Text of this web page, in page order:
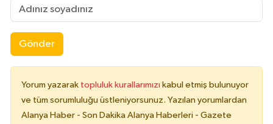
Gönder
Yorum yazarak topluluk kurallarımızı kabul etmiş bulunuyor
ve tüm sorumluluğu üstleniyorsunuz. Yazılan yorumlardan
Alanya Haber - Son Dakika Alanya Haberleri - Gazete